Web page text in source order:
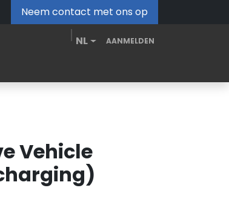
Neem contact met ons op
NL AANMELDEN
Vehicle